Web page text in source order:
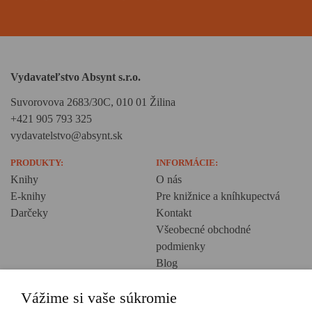
Vydavateľstvo Absynt s.r.o.
Suvorovova 2683/30C, 010 01 Žilina
+421 905 793 325
vydavatelstvo@absynt.sk
PRODUKTY:
Knihy
E-knihy
Darčeky
INFORMÁCIE:
O nás
Pre knižnice a kníhkupectvá
Kontakt
Všeobecné obchodné
podmienky
Blog
Creative Europe
Vážime si vaše súkromie